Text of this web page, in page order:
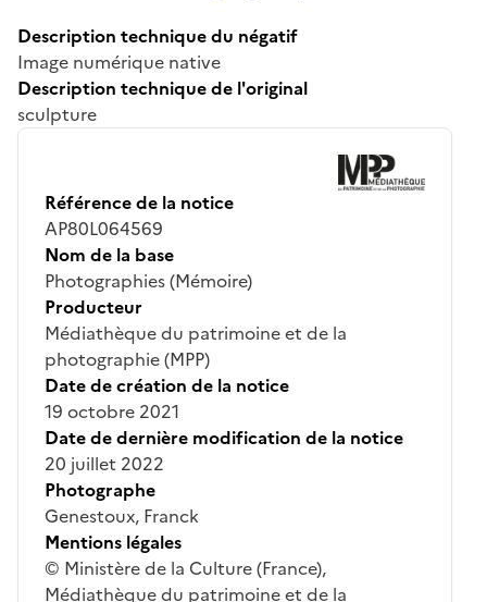
Description technique du négatif
Image numérique native
Description technique de l'original
sculpture
Référence de la notice
AP80L064569
Nom de la base
Photographies (Mémoire)
Producteur
Médiathèque du patrimoine et de la
photographie (MPP)
Date de création de la notice
19 octobre 2021
Date de dernière modification de la notice
20 juillet 2022
Photographe
Genestoux, Franck
Mentions légales
© Ministère de la Culture (France),
Médiathèque du patrimoine et de la